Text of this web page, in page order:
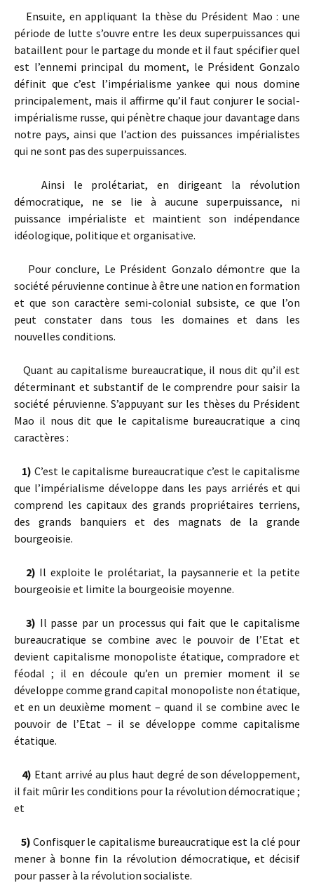
Ensuite, en appliquant la thèse du Président Mao : une
période de lutte s’ouvre entre les deux superpuissances qui
bataillent pour le partage du monde et il faut spécifier quel
est l’ennemi principal du moment, le Président Gonzalo
définit que c’est l’impérialisme yankee qui nous domine
principalement, mais il affirme qu’il faut conjurer le social-
impérialisme russe, qui pénètre chaque jour davantage dans
notre pays, ainsi que l’action des puissances impérialistes
qui ne sont pas des superpuissances.
Ainsi le prolétariat, en dirigeant la révolution
démocratique, ne se lie à aucune superpuissance, ni
puissance impérialiste et maintient son indépendance
idéologique, politique et organisative.
Pour conclure, Le Président Gonzalo démontre que la
société péruvienne continue à être une nation en formation
et que son caractère semi-colonial subsiste, ce que l’on
peut constater dans tous les domaines et dans les
nouvelles conditions.
Quant au capitalisme bureaucratique, il nous dit qu’il est
déterminant et substantif de le comprendre pour saisir la
société péruvienne. S’appuyant sur les thèses du Président
Mao il nous dit que le capitalisme bureaucratique a cinq
caractères :
1) C’est le capitalisme bureaucratique c’est le capitalisme
que l’impérialisme développe dans les pays arriérés et qui
comprend les capitaux des grands propriétaires terriens,
des grands banquiers et des magnats de la grande
bourgeoisie.
2) Il exploite le prolétariat, la paysannerie et la petite
bourgeoisie et limite la bourgeoisie moyenne.
3) Il passe par un processus qui fait que le capitalisme
bureaucratique se combine avec le pouvoir de l’Etat et
devient capitalisme monopoliste étatique, compradore et
féodal ; il en découle qu’en un premier moment il se
développe comme grand capital monopoliste non étatique,
et en un deuxième moment – quand il se combine avec le
pouvoir de l’Etat – il se développe comme capitalisme
étatique.
4) Etant arrivé au plus haut degré de son développement,
il fait mûrir les conditions pour la révolution démocratique ;
et
5) Confisquer le capitalisme bureaucratique est la clé pour
mener à bonne fin la révolution démocratique, et décisif
pour passer à la révolution socialiste.